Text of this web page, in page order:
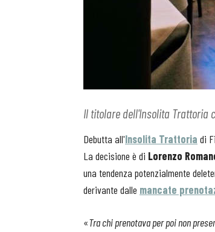
Il titolare dell'Insolita Trattoria
Debutta all'Insolita Trattoria di
La decisione è di Lorenzo
una tendenza potenzialmente
derivante dalle mancate
«Tra chi prenotava per poi non